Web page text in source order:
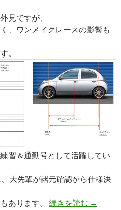
見ですが、
、ワンメイクレースの影響も
。
習＆通勤号として活躍してい
大先輩が諸元確認から仕様決
あります。 続きを読む AK-12
→